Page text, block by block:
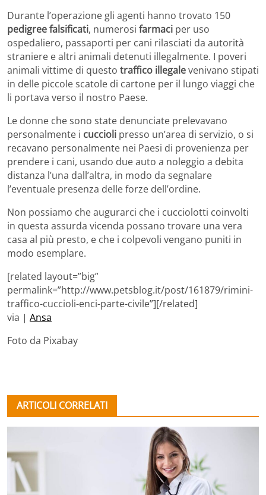
Durante l’operazione gli agenti hanno trovato 150
pedigree falsificati, numerosi farmaci per uso
ospedaliero, passaporti per cani rilasciati da autorità
straniere e altri animali detenuti illegalmente. I poveri
animali vittime di questo traffico illegalevenivano stipati
in delle piccole scatole di cartone per il lungo viaggi che
li portava verso il nostro Paese.
Le donne che sono state denunciate prelevavano
personalmente i cuccioli presso un’area di servizio, o si
recavano personalmente nei Paesi di provenienza per
prendere i cani, usando due auto a noleggio a debita
distanza l’una dall’altra, in modo da segnalare
l’eventuale presenza delle forze dell’ordine.
Non possiamo che augurarci che i cucciolotti coinvolti
in questa assurda vicenda possano trovare una vera
casa al più presto, e che i colpevoli vengano puniti in
modo esemplare.
[related layout=”big”
permalink=”http://www.petsblog.it/post/161879/rimini-
traffico-cuccioli-enci-parte-civile”][/related]
via | Ansa
Foto da Pixabay
ARTICOLI CORRELATI